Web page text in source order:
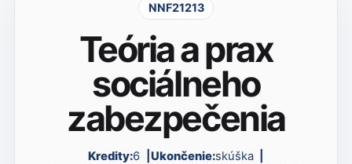
NNF21213
Teória a prax
sociálneho
zabezpečenia
Kredity:6 Ukončenie:skúška